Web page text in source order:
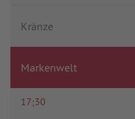
Kränze
Markenwelt
17;30